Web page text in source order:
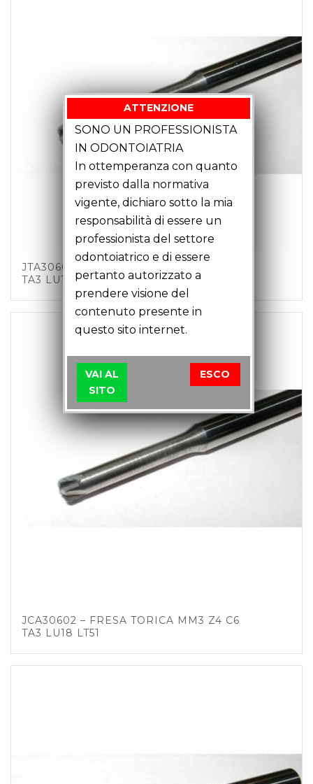
JTA30602 – FRESA TORICA MM3 Z4 C6
TA3 LU18 LT51
JCA30602 – FRESA TORICA MM3 Z4 C6
TA3 LU18 LT51
ATTENZIONE
SONO UN PROFESSIONISTA
IN ODONTOIATRIA
In ottemperanza con quanto
previsto dalla normativa
vigente, dichiaro sotto la mia
responsabilità di essere un
professionista del settore
odontoiatrico e di essere
pertanto autorizzato a
prendere visione del
contenuto presente in
questo sito internet.
VAI AL
SITO
ESCO